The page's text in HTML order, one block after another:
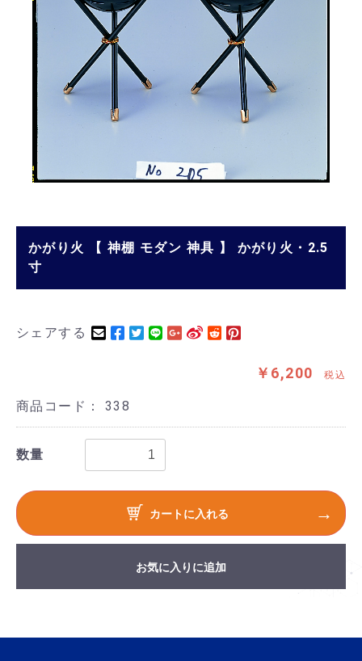
かがり火 【 神棚 モダン 神具 】 かがり火・2.5
寸
シェアする
￥6,200 税込
商品コード： 338
数量
カートに入れる
お気に入りに追加